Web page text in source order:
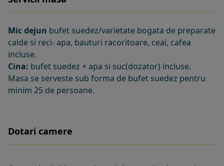
Mic dejun bufet suedez/varietate bogata de preparate
calde si reci- apa, bauturi racoritoare, ceai, cafea
incluse.
Cina: bufet suedez + apa si suc(dozator) incluse.
Masa se serveste sub forma de bufet suedez pentru
minim 25 de persoane.
Dotari camere